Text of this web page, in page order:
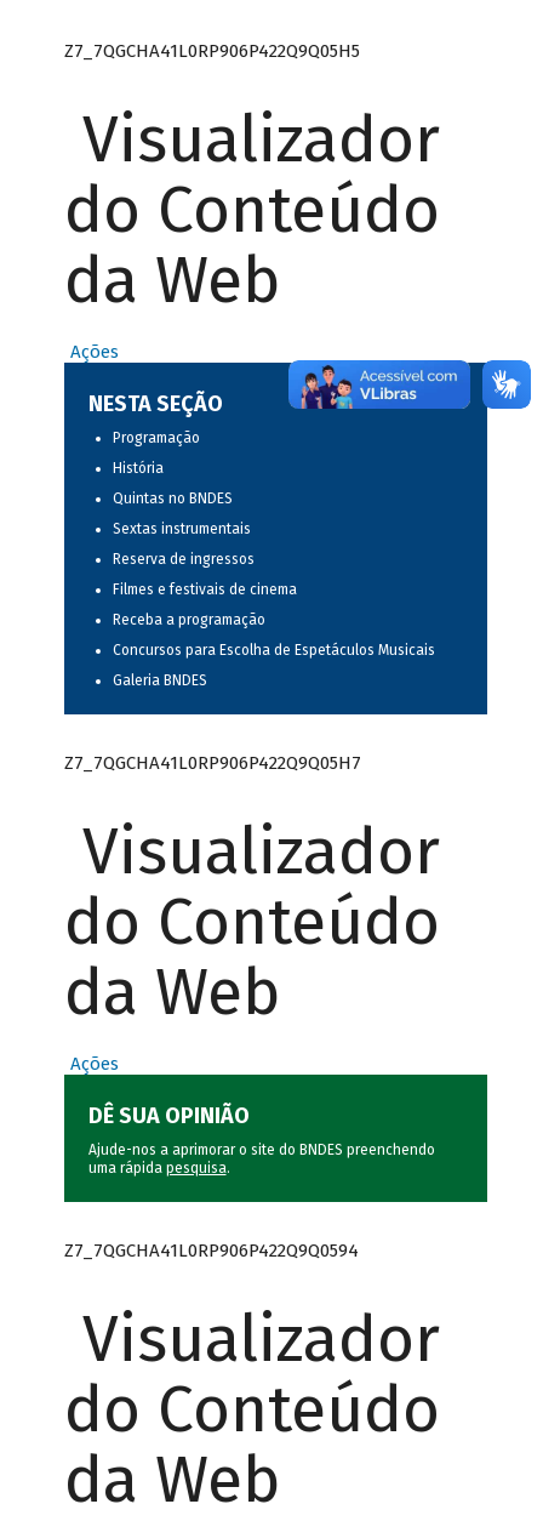
Z7_7QGCHA41L0RP906P422Q9Q05H5
Visualizador
do Conteúdo
da Web
Ações
NESTA SEÇÃO
Programação
História
Quintas no BNDES
Sextas instrumentais
Reserva de ingressos
Filmes e festivais de cinema
Receba a programação
Concursos para Escolha de Espetáculos Musicais
Galeria BNDES
Z7_7QGCHA41L0RP906P422Q9Q05H7
Visualizador
do Conteúdo
da Web
Ações
DÊ SUA OPINIÃO
Ajude-nos a aprimorar o site do BNDES preenchendo
uma rápida pesquisa.
Z7_7QGCHA41L0RP906P422Q9Q0594
Visualizador
do Conteúdo
da Web